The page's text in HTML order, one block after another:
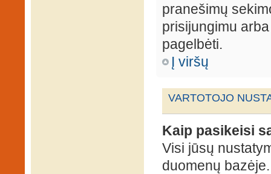
pranešimų
prisijungimu
pagelbėti.
Į viršų
VARTOTOJO
Kaip pasikeisi
Visi jūsų
duomenų